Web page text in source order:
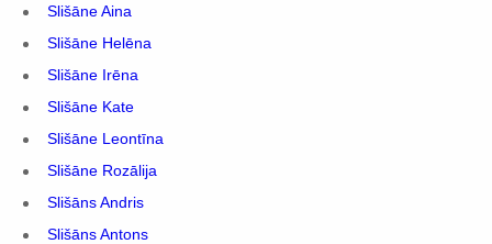
Slišāne Aina
Slišāne Helēna
Slišāne Irēna
Slišāne Kate
Slišāne Leontīna
Slišāne Rozālija
Slišāns Andris
Slišāns Antons